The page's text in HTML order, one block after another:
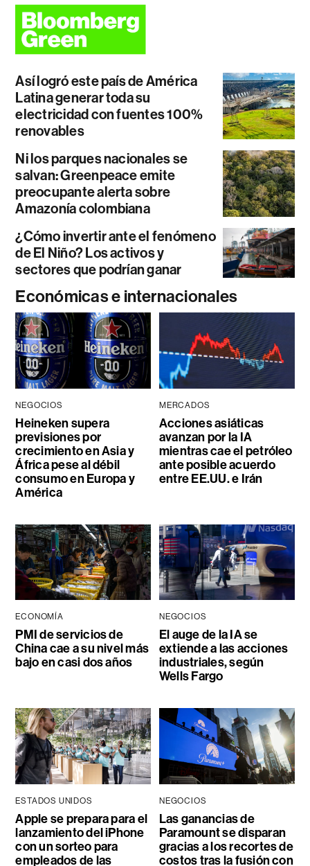
Así logró este país de América
Latina generar toda su
electricidad con fuentes 100%
renovables
Ni los parques nacionales se
salvan: Greenpeace emite
preocupante alerta sobre
Amazonía colombiana
¿Cómo invertir ante el fenómeno
de El Niño? Los activos y
sectores que podrían ganar
Económicas e internacionales
NEGOCIOS
Heineken supera
previsiones por
crecimiento en Asia y
África pese al débil
consumo en Europa y
América
MERCADOS
Acciones asiáticas
avanzan por la IA
mientras cae el petróleo
ante posible acuerdo
entre EE.UU. e Irán
ECONOMÍA
PMI de servicios de
China cae a su nivel más
bajo en casi dos años
NEGOCIOS
El auge de la IA se
extiende a las acciones
industriales, según
Wells Fargo
ESTADOS UNIDOS
Apple se prepara para el
lanzamiento del iPhone
con un sorteo para
empleados de las
NEGOCIOS
Las ganancias de
Paramount se disparan
gracias a los recortes de
costos tras la fusión con